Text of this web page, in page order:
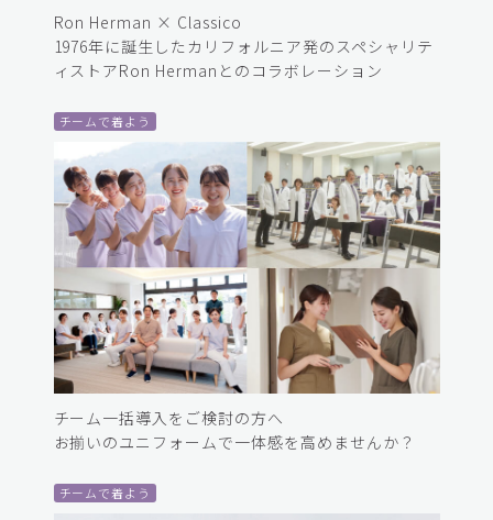
Ron Herman × Classico
1976年に誕生したカリフォルニア発のスペシャリテ
ィストアRon Hermanとのコラボレーション
チームで着よう
チーム一括導入をご検討の方へ
お揃いのユニフォームで一体感を高めませんか？
チームで着よう